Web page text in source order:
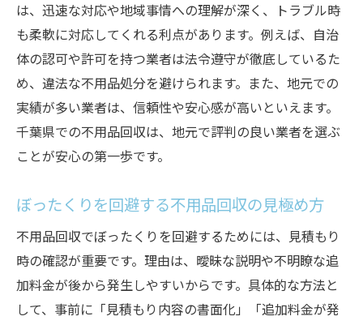
は、迅速な対応や地域事情への理解が深く、トラブル時
も柔軟に対応してくれる利点があります。例えば、自治
体の認可や許可を持つ業者は法令遵守が徹底しているた
め、違法な不用品処分を避けられます。また、地元での
実績が多い業者は、信頼性や安心感が高いといえます。
千葉県での不用品回収は、地元で評判の良い業者を選ぶ
ことが安心の第一歩です。
ぼったくりを回避する不用品回収の見極め方
不用品回収でぼったくりを回避するためには、見積もり
時の確認が重要です。理由は、曖昧な説明や不明瞭な追
加料金が後から発生しやすいからです。具体的な方法と
して、事前に「見積もり内容の書面化」「追加料金が発